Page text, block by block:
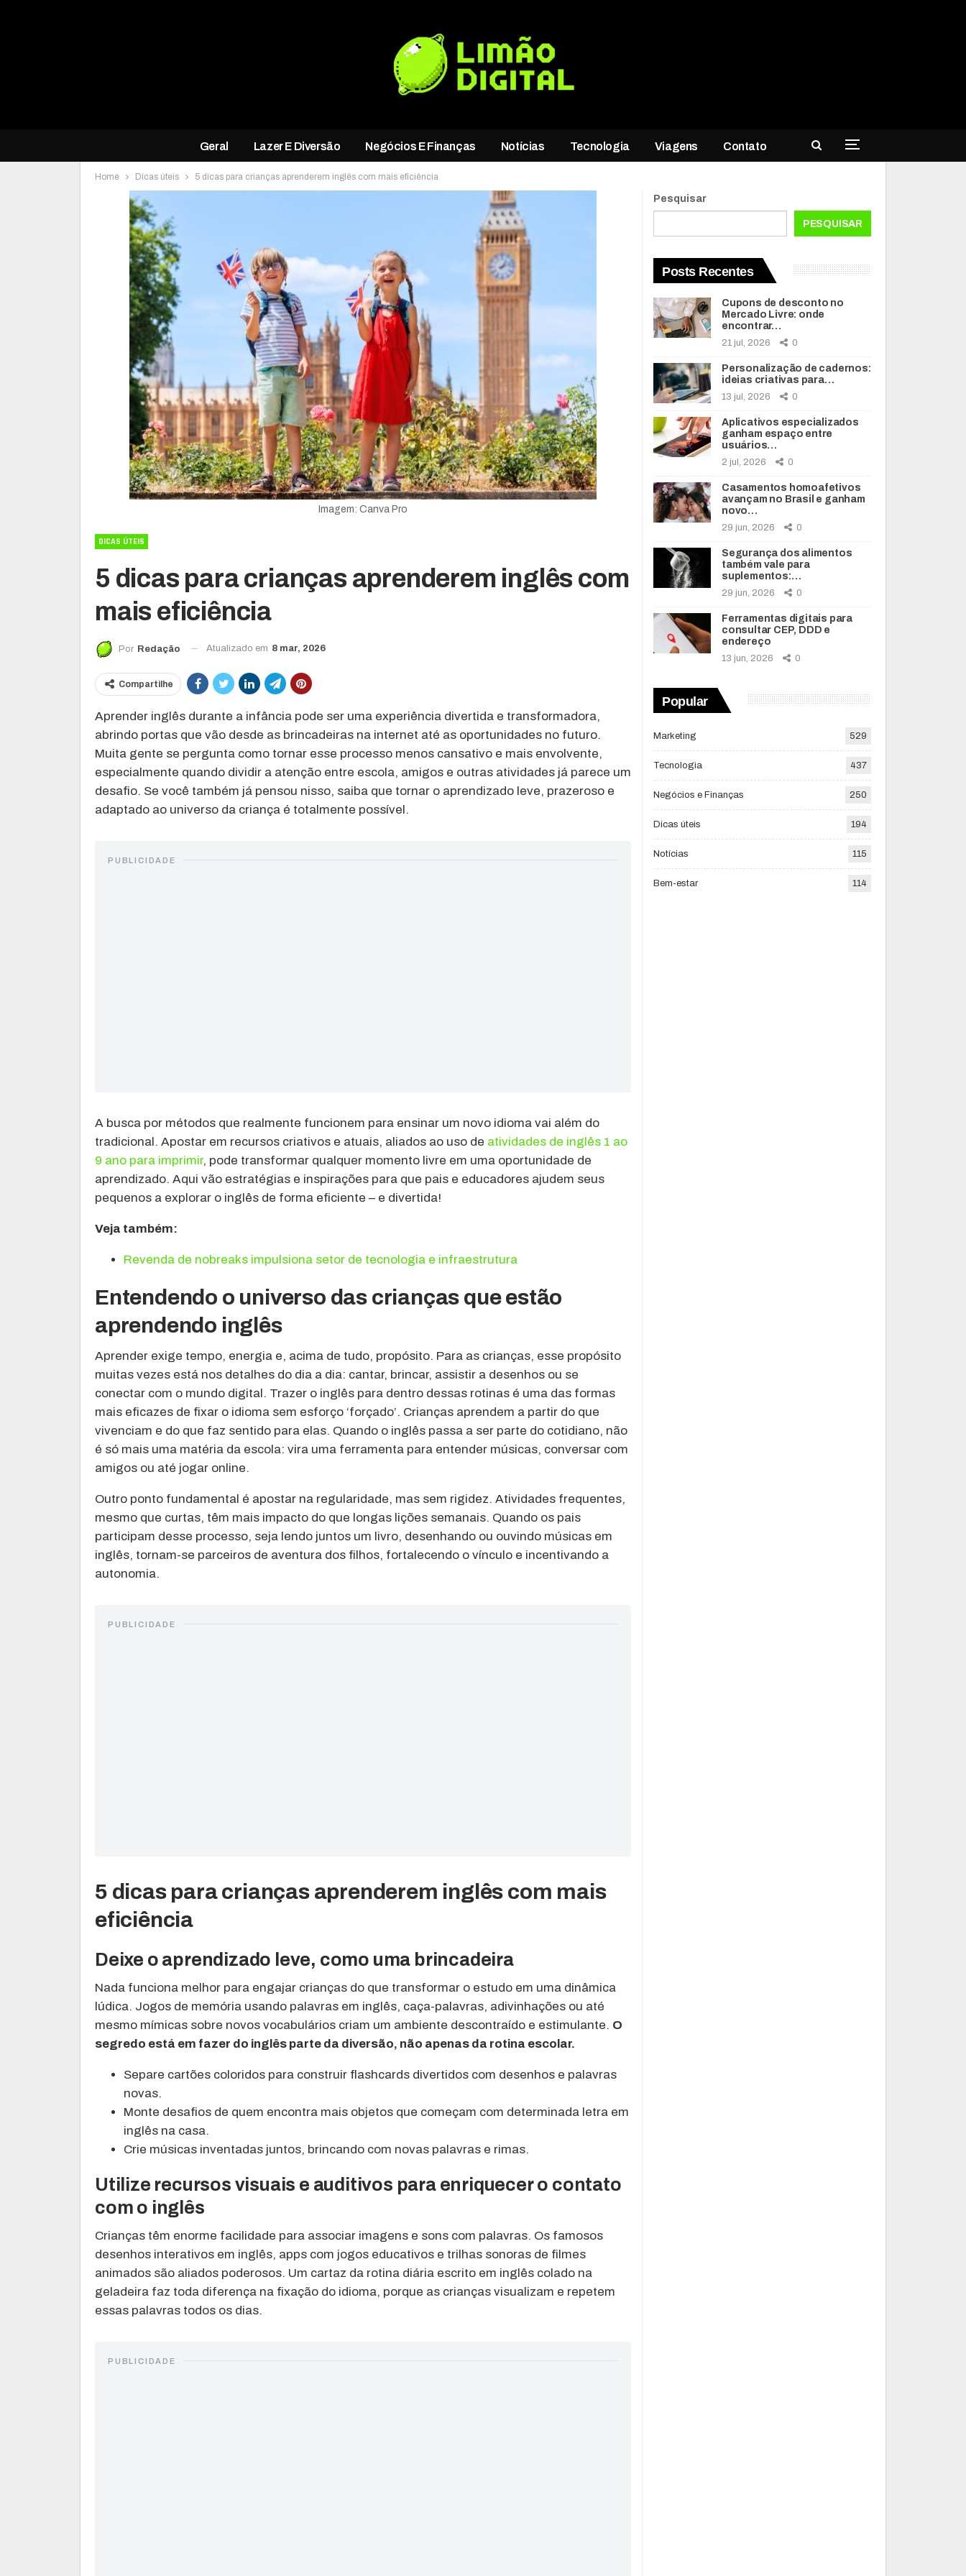
Geral Lazer E Diversão Negócios E Finanças Notícias Tecnologia Viagens Contato
Home Dicas úteis 5 dicas para crianças aprenderem inglês com mais eficiência
Imagem: Canva Pro
DICAS ÚTEIS
5 dicas para crianças aprenderem inglês com
mais eficiência
Por Redação Atualizado em 8 mar, 2026
Compartilhe
Aprender inglês durante a infância pode ser uma experiência divertida e transformadora,
abrindo portas que vão desde as brincadeiras na internet até as oportunidades no futuro.
Muita gente se pergunta como tornar esse processo menos cansativo e mais envolvente,
especialmente quando dividir a atenção entre escola, amigos e outras atividades já parece um
desafio. Se você também já pensou nisso, saiba que tornar o aprendizado leve, prazeroso e
adaptado ao universo da criança é totalmente possível.
PUBLICIDADE
A busca por métodos que realmente funcionem para ensinar um novo idioma vai além do
tradicional. Apostar em recursos criativos e atuais, aliados ao uso de atividades de inglês 1 ao
9 ano para imprimir, pode transformar qualquer momento livre em uma oportunidade de
aprendizado. Aqui vão estratégias e inspirações para que pais e educadores ajudem seus
pequenos a explorar o inglês de forma eficiente – e divertida!
Veja também:
Revenda de nobreaks impulsiona setor de tecnologia e infraestrutura
Entendendo o universo das crianças que estão
aprendendo inglês
Aprender exige tempo, energia e, acima de tudo, propósito. Para as crianças, esse propósito
muitas vezes está nos detalhes do dia a dia: cantar, brincar, assistir a desenhos ou se
conectar com o mundo digital. Trazer o inglês para dentro dessas rotinas é uma das formas
mais eficazes de fixar o idioma sem esforço ‘forçado’. Crianças aprendem a partir do que
vivenciam e do que faz sentido para elas. Quando o inglês passa a ser parte do cotidiano, não
é só mais uma matéria da escola: vira uma ferramenta para entender músicas, conversar com
amigos ou até jogar online.
Outro ponto fundamental é apostar na regularidade, mas sem rigidez. Atividades frequentes,
mesmo que curtas, têm mais impacto do que longas lições semanais. Quando os pais
participam desse processo, seja lendo juntos um livro, desenhando ou ouvindo músicas em
inglês, tornam-se parceiros de aventura dos filhos, fortalecendo o vínculo e incentivando a
autonomia.
PUBLICIDADE
5 dicas para crianças aprenderem inglês com mais
eficiência
Deixe o aprendizado leve, como uma brincadeira
Nada funciona melhor para engajar crianças do que transformar o estudo em uma dinâmica
lúdica. Jogos de memória usando palavras em inglês, caça-palavras, adivinhações ou até
mesmo mímicas sobre novos vocabulários criam um ambiente descontraído e estimulante. O
segredo está em fazer do inglês parte da diversão, não apenas da rotina escolar.
Separe cartões coloridos para construir flashcards divertidos com desenhos e palavras
novas.
Monte desafios de quem encontra mais objetos que começam com determinada letra em
inglês na casa.
Crie músicas inventadas juntos, brincando com novas palavras e rimas.
Utilize recursos visuais e auditivos para enriquecer o contato
com o inglês
Crianças têm enorme facilidade para associar imagens e sons com palavras. Os famosos
desenhos interativos em inglês, apps com jogos educativos e trilhas sonoras de filmes
animados são aliados poderosos. Um cartaz da rotina diária escrito em inglês colado na
geladeira faz toda diferença na fixação do idioma, porque as crianças visualizam e repetem
essas palavras todos os dias.
PUBLICIDADE
Pesquisar
PESQUISAR
Posts Recentes
Cupons de desconto no
Mercado Livre: onde
encontrar…
21 jul, 2026 0
Personalização de cadernos:
ideias criativas para…
13 jul, 2026 0
Aplicativos especializados
ganham espaço entre
usuários…
2 jul, 2026 0
Casamentos homoafetivos
avançam no Brasil e ganham
novo…
29 jun, 2026 0
Segurança dos alimentos
também vale para
suplementos:…
29 jun, 2026 0
Ferramentas digitais para
consultar CEP, DDD e
endereço
13 jun, 2026 0
Popular
Marketing 529
Tecnologia 437
Negócios e Finanças 250
Dicas úteis 194
Notícias 115
Bem-estar 114